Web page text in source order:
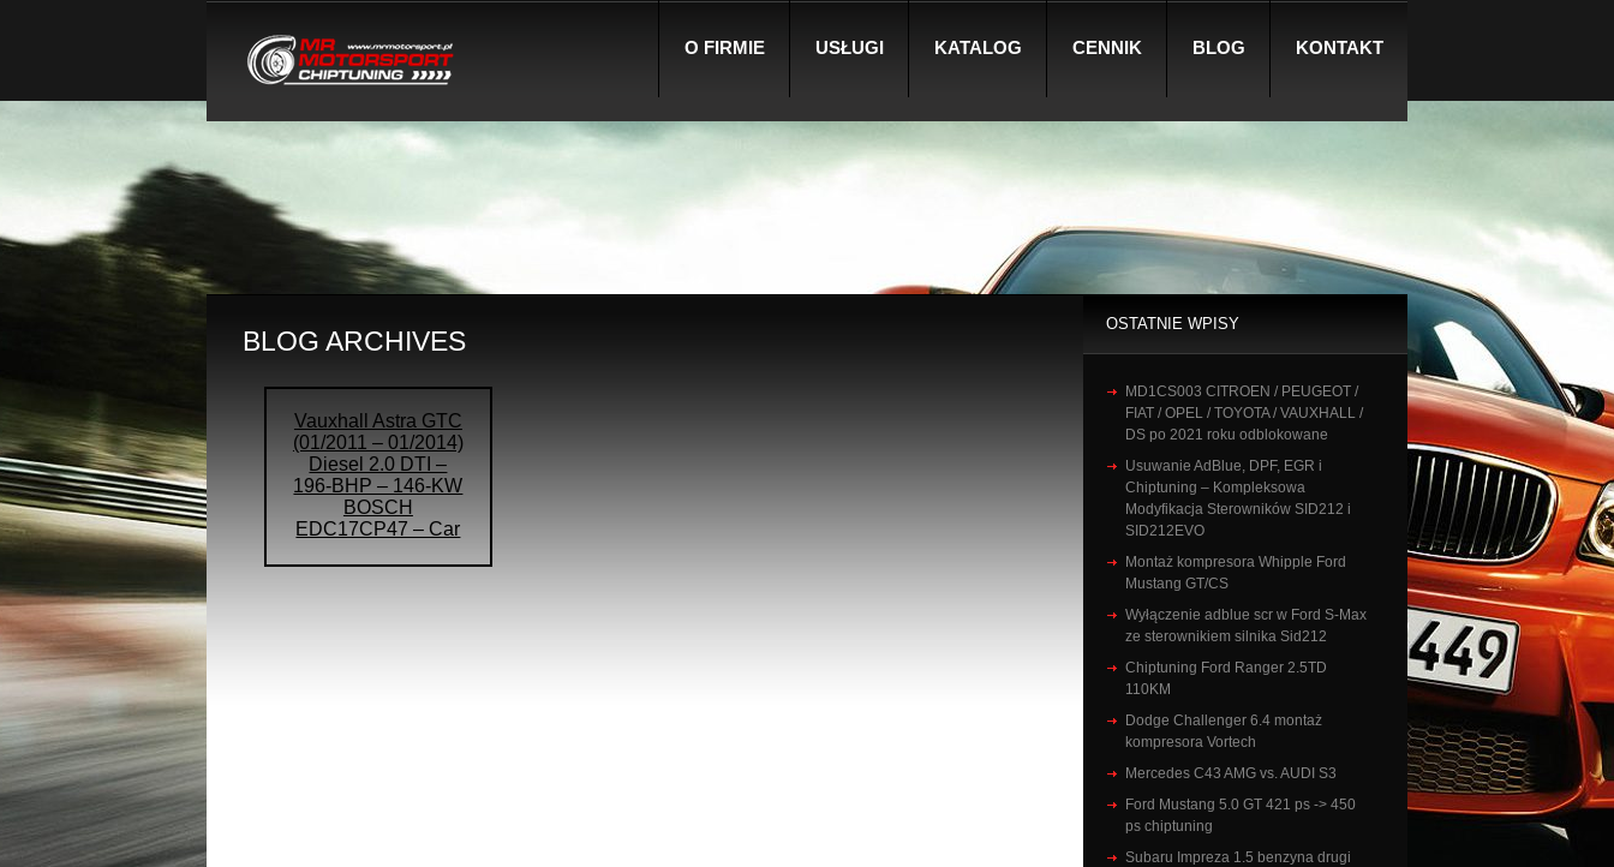
O FIRMIE USŁUGI KATALOG CENNIK BLOG KONTAKT
BLOG ARCHIVES
Vauxhall Astra GTC
(01/2011 – 01/2014)
Diesel 2.0 DTI –
196-BHP – 146-KW
BOSCH
EDC17CP47 – Car
OSTATNIE WPISY
MD1CS003 CITROEN / PEUGEOT /
FIAT / OPEL / TOYOTA / VAUXHALL /
DS po 2021 roku odblokowane
Usuwanie AdBlue, DPF, EGR i
Chiptuning – Kompleksowa
Modyfikacja Sterowników SID212 i
SID212EVO
Montaż kompresora Whipple Ford
Mustang GT/CS
Wyłączenie adblue scr w Ford S-Max
ze sterownikiem silnika Sid212
Chiptuning Ford Ranger 2.5TD
110KM
Dodge Challenger 6.4 montaż
kompresora Vortech
Mercedes C43 AMG vs. AUDI S3
Ford Mustang 5.0 GT 421 ps -> 450
ps chiptuning
Subaru Impreza 1.5 benzyna drugi